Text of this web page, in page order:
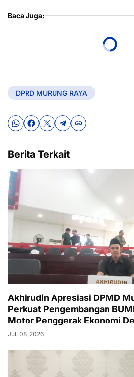
Baca Juga:
DPRD MURUNG RAYA
Berita Terkait
Akhirudin Apresiasi DPMD
Perkuat Pengembangan
Motor Penggerak Ekonomi
Juli 08, 2026